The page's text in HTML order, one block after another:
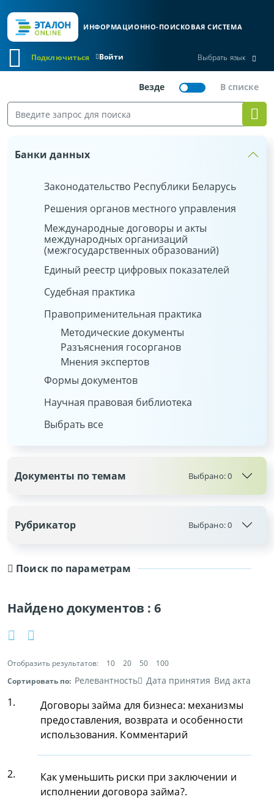
ИНФОРМАЦИОННО-ПОИСКОВАЯ СИСТЕМА
Войти
Подключиться Выбрать язык
Поиск по параметрам
Найдено документов :6
Отобразить результатов: 10 20 50
100
Сортировать по: Релевантность Дата принятия Вид акта
1.
Договоры займа для бизнеса: механизмы
предоставления, возврата и особенности
использования. Комментарий
2.
Как уменьшить риски при заключении и
исполнении договора займа?.
Банки данных
Законодательство Республики Беларусь
Решения органов местного управления
Международные договоры и акты
международных организаций
(межгосударственных образований)
Единый реестр цифровых показателей
Судебная практика
Правоприменительная практика
Методические документы
Разъяснения госорганов
Мнения экспертов
Формы документов
Научная правовая библиотека
Выбрать все
Документы по темам Выбрано:0
Рубрикатор Выбрано:0